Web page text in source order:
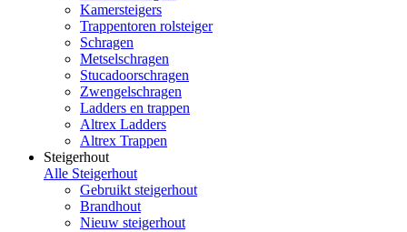
Kamersteigers
Trappentoren rolsteiger
Schragen
Metselschragen
Stucadoorschragen
Zwengelschragen
Ladders en trappen
Altrex Ladders
Altrex Trappen
Steigerhout
Alle Steigerhout
Gebruikt steigerhout
Brandhout
Nieuw steigerhout